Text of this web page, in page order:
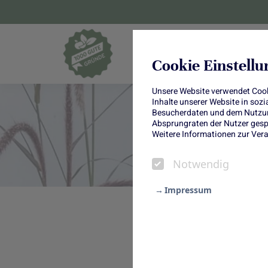
Cookie
Unsere Website verwendet
Inhalte unserer Website in
Besucherdaten und dem
Absprungraten der Nutzer
Weitere Informationen zur
Notwendig
Impressum
DIY